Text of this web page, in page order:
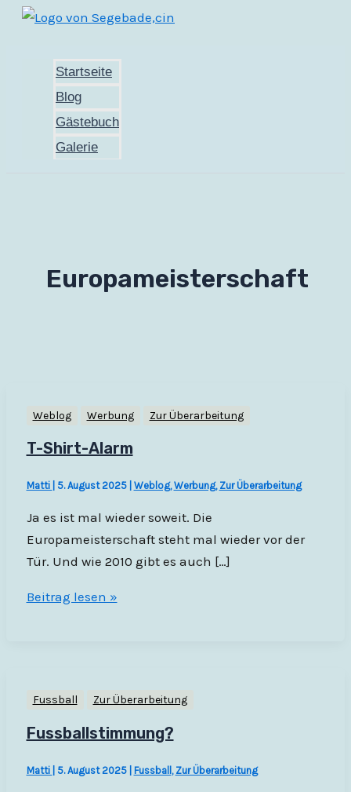
Zum
springen
Startseite
Blog
Gästebuch
Galerie
Europameisterschaft
Weblog Werbung Zur Überarbeitung
T-Shirt-Alarm
Matti 5. August 2025 Weblog,Werbung, Zur Überarbeitung
Ja es ist mal wieder soweit. Die
Europameisterschaft steht mal wieder vor der
Tür. Und wie 2010 gibt es auch […]
T-
Beitrag lesen »
Fussball Zur Überarbeitung
Fussballstimmung?
Matti 5. August 2025 Fussball , Zur Überarbeitung